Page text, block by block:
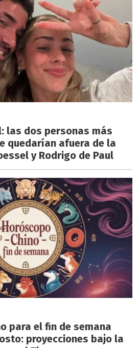
las dos personas más
quedarían afuera de la
y Rodrigo de Paul
para el fin de semana
proyecciones bajo la